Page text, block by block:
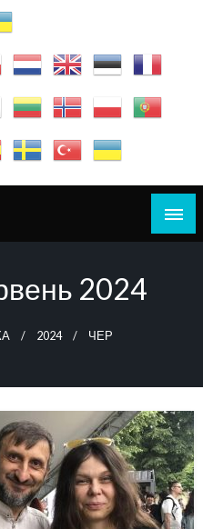
2024
2024 ЧЕР